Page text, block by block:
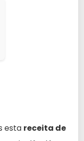
esta receita de